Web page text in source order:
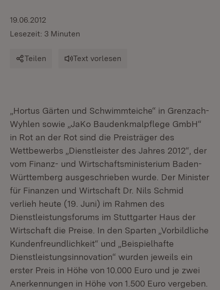
19.06.2012
Lesezeit: 3 Minuten
Teilen Text vorlesen
„Hortus Gärten und Schwimmteiche“ in Grenzach-
Wyhlen sowie „JaKo Baudenkmalpflege GmbH“
in Rot an der Rot sind die Preisträger des
Wettbewerbs „Dienstleister des Jahres 2012“, der
vom Finanz- und Wirtschaftsministerium Baden-
Württemberg ausgeschrieben wurde. Der Minister
für Finanzen und Wirtschaft Dr. Nils Schmid
verlieh heute (19. Juni) im Rahmen des
Dienstleistungsforums im Stuttgarter Haus der
Wirtschaft die Preise. In den Sparten „Vorbildliche
Kundenfreundlichkeit“ und „Beispielhafte
Dienstleistungsinnovation“ wurden jeweils ein
erster Preis in Höhe von 10.000 Euro und je zwei
Anerkennungen in Höhe von 1.500 Euro vergeben.